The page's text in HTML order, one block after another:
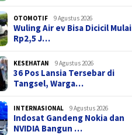
OTOMOTIF 9 Agustus 2026
Wuling Air ev Bisa Dicicil Mulai
Rp2,5 J…
KESEHATAN 9 Agustus 2026
36 Pos Lansia Tersebar di
Tangsel, Warga…
INTERNASIONAL 9 Agustus 2026
Indosat Gandeng Nokia dan
NVIDIA Bangun …